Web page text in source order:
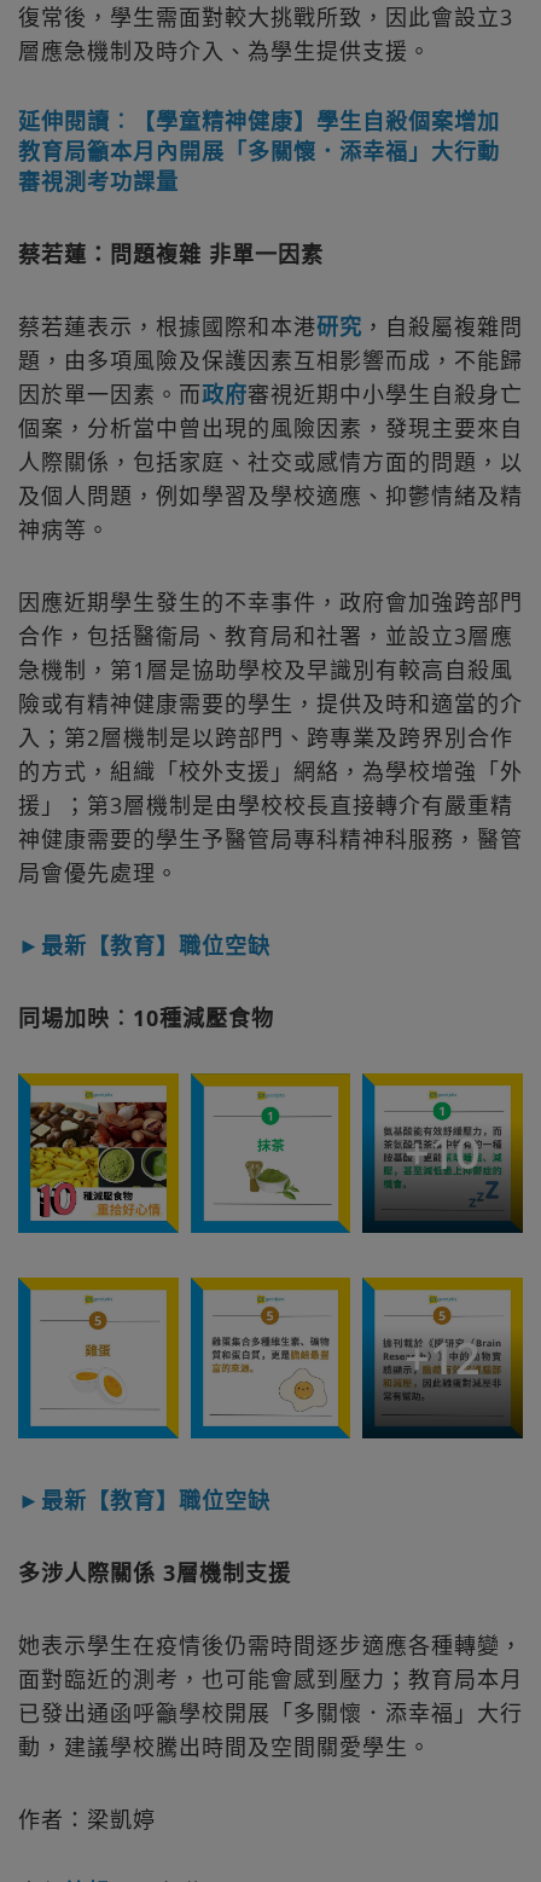
復常後，學生需面對較大挑戰所致，因此會設立3
層應急機制及時介入、為學生提供支援。
延伸閱讀︰【學童精神健康】學生自殺個案增加
教育局籲本月內開展「多關懷．添幸福」大行動
審視測考功課量
蔡若蓮：問題複雜 非單一因素
蔡若蓮表示，根據國際和本港研究 ，自殺屬複雜問
題，由多項風險及保護因素互相影響而成，不能歸
因於單一因素。而政府審視近期中小學生自殺身亡
個案，分析當中曾出現的風險因素，發現主要來自
人際關係，包括家庭、社交或感情方面的問題，以
及個人問題，例如學習及學校適應、抑鬱情緒及精
神病等。
因應近期學生發生的不幸事件，政府會加強跨部門
合作，包括醫衞局、教育局和社署，並設立3層應
急機制，第1層是協助學校及早識別有較高自殺風
險或有精神健康需要的學生，提供及時和適當的介
入；第2層機制是以跨部門、跨專業及跨界別合作
的方式，組織「校外支援」網絡，為學校增強「外
援」；第3層機制是由學校校長直接轉介有嚴重精
神健康需要的學生予醫管局專科精神科服務，醫管
局會優先處理。
►最新【教育】職位空缺
同場加映︰10種減壓食物
+10
+12
►最新【教育】職位空缺
多涉人際關係 3層機制支援
她表示學生在疫情後仍需時間逐步適應各種轉變，
面對臨近的測考，也可能會感到壓力；教育局本月
已發出通函呼籲學校開展「多關懷．添幸福」大行
動，建議學校騰出時間及空間關愛學生。
作者：梁凱婷